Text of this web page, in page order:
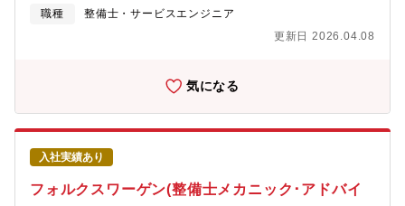
やブレーキの利き、ベルトやオイルの劣化などをチェックし、問
った車両や車検などの為、問題がある箇所の修理、部品交換を行
理/いじる/という整備ができる点も魅力です。これまでの知識・技
術を生かし、幅広く、深いスキルを身に付け、成長できる環境で
す。【配属先情報】ジャガー・ランドローバー広島
職種
整備士・サービスエンジニア
更新日 2026.04.08
気になる
入社実績あり
フォルクスワーゲン(整備士メカニック･アドバイ